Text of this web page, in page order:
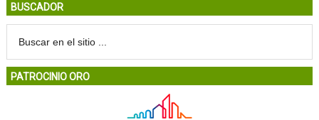
BUSCADOR
PATROCINIO ORO